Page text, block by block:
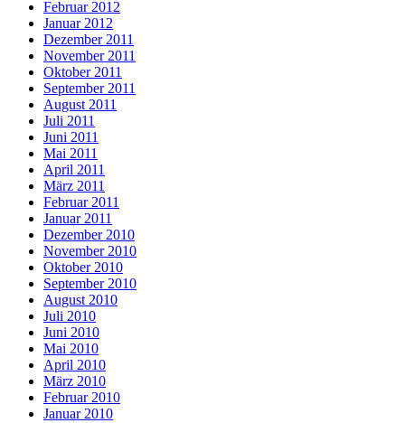
Februar 2012
Januar 2012
Dezember 2011
November 2011
Oktober 2011
September 2011
August 2011
Juli 2011
Juni 2011
Mai 2011
April 2011
März 2011
Februar 2011
Januar 2011
Dezember 2010
November 2010
Oktober 2010
September 2010
August 2010
Juli 2010
Juni 2010
Mai 2010
April 2010
März 2010
Februar 2010
Januar 2010